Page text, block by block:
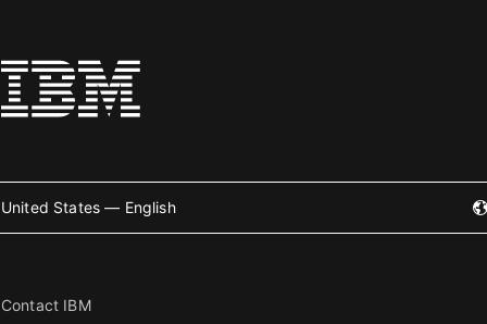
United States — English
Contact IBM